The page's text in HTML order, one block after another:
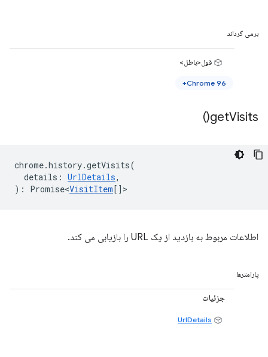
برمی گرداند
قول<باطل>
Chrome 96+
getVisits(
)
chrome.history.getVisits(
details : UrlDetails,
) : Promise<VisitItem[] >
اطلاعات مربوط به بازدید از یک URL را بازیابی می کند.
پارامترها
جزئیات
UrlDetails